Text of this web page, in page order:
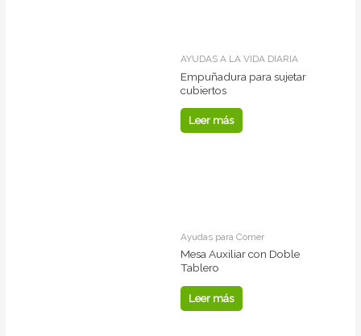
AYUDAS A LA VIDA DIARIA
Empuñadura para sujetar
cubiertos
Leer más
Ayudas para Comer
Mesa Auxiliar con Doble
Tablero
Leer más